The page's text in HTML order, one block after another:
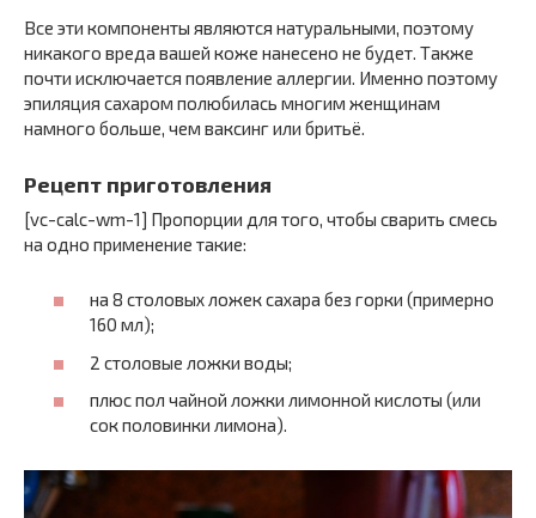
Все эти компоненты являются натуральными, поэтому
никакого вреда вашей коже нанесено не будет. Также
почти исключается появление аллергии. Именно поэтому
эпиляция сахаром полюбилась многим женщинам
намного больше, чем ваксинг или бритьё.
Рецепт приготовления
[vc-calc-wm-1] Пропорции для того, чтобы сварить смесь
на одно применение такие:
на 8 столовых ложек сахара без горки (примерно
160 мл);
2 столовые ложки воды;
плюс пол чайной ложки лимонной кислоты (или
сок половинки лимона).